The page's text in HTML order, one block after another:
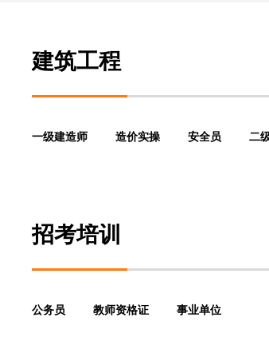
建筑工程
一级建造师 造价实操 安全员 二
招考培训
公务员 教师资格证 事业单位